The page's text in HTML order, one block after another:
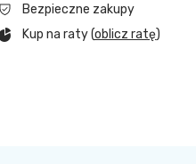
Bezpieczne zakupy
Kup na raty (oblicz ratę)